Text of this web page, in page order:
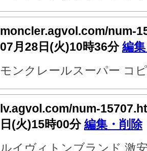
moncler.agvol.com/num-
07月28日(火)10時36分編
モンクレールスーパー コ
lv.agvol.com/num-
日(火)15時00分編集・削除
ルイヴィトンブランド 激